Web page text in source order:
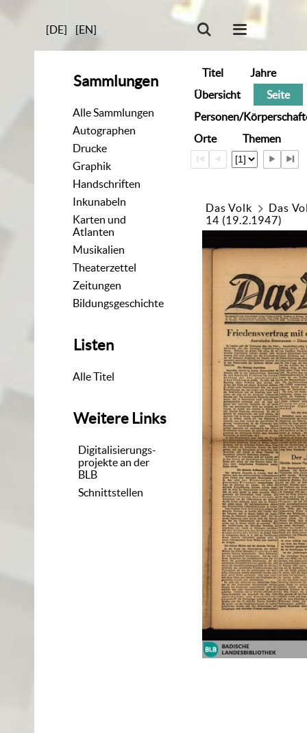
[DE] [EN]
Sammlungen
Alle Sammlungen
Autographen
Drucke
Graphik
Handschriften
Inkunabeln
Karten und
Atlanten
Musikalien
Theaterzettel
Zeitungen
Bildungsgeschichte
Listen
Alle Titel
Weitere Links
Digitalisierungs-
projekte an der
BLB
Schnittstellen
Titel
Jahre
Übersicht
Seite
Personen/
Orte
Themen
Das Volk
Das
14 (19.2.1947)